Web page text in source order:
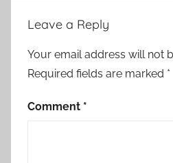
navigation
Leave a Reply
Your email address will not
Required fields are marked *
Comment *